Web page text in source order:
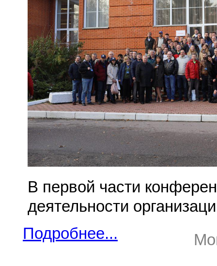
В первой части
деятельности
Подробнее...